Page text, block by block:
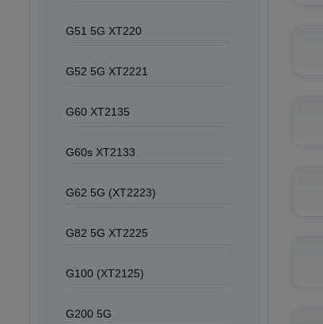
G51 5G XT220
G52 5G XT2221
G60 XT2135
G60s XT2133
G62 5G (XT2223)
G82 5G XT2225
G100 (XT2125)
G200 5G